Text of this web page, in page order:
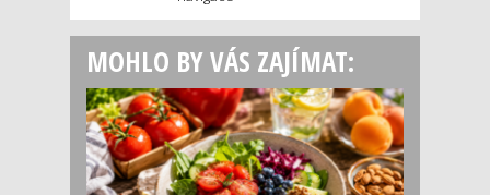
MOHLO BY VÁS ZAJÍMAT: